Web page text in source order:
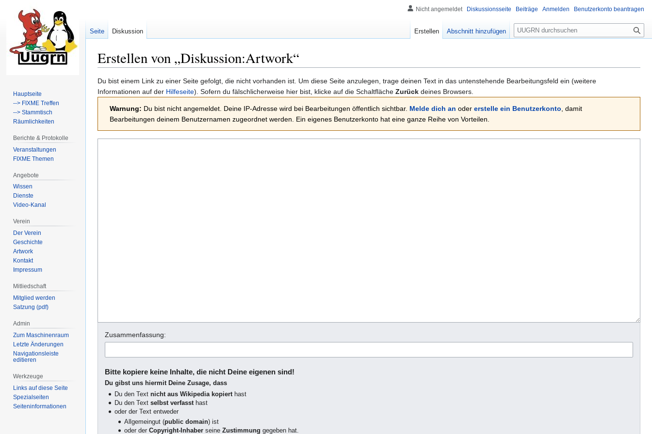
Erstellen von „Diskussion:Artwork“
Zur
Navigation
Zur
Suche
Du bist einem Link zu einer Seite gefolgt, die nicht vorhanden ist. Um diese Seite anzulegen, trage deinen Text in das untenstehende Bearbeitungsfeld ein (weitere
Informationen auf der Hilfeseite). Sofern du fälschlicherweise hier bist, klicke auf die Schaltfläche Zurück deines Browsers.
Warnung: Du bist nicht angemeldet. Deine IP-Adresse wird bei Bearbeitungen öffentlich sichtbar. Melde dich an oder erstelle ein Benutzerkonto, damit
Bearbeitungen deinem Benutzernamen zugeordnet werden. Ein eigenes Benutzerkonto hat eine ganze Reihe von Vorteilen.
Zusammenfassung:
Bitte kopiere keine Inhalte, die nicht Deine eigenen sind!
Du gibst uns hiermit Deine Zusage, dass
Du den Textnicht aus Wikipedia kopierthast
Du den Textselbst verfassthast
oder der Text entweder
Allgemeingut (public domain) ist
oder derCopyright-Inhaber seineZustimmung gegeben hat.
Nicht angemeldet Diskussionsseite Beiträge Anmelden Benutzerkonto beantragen
Seite Diskussion Erstellen Abschnitt hinzufügen
Suche
Hauptseite
--> FIXME Treffen
--> Stammtisch
Räumlichkeiten
Berichte & Protokolle
Veranstaltungen
FIXME Themen
Angebote
Wissen
Dienste
Video-Kanal
Verein
Der Verein
Geschichte
Artwork
Kontakt
Impressum
Mitliedschaft
Mitglied werden
Satzung (pdf)
Admin
Zum Maschinenraum
Letzte Änderungen
Navigationsleiste
editieren
Werkzeuge
Links auf diese Seite
Spezialseiten
Seiten­­informationen